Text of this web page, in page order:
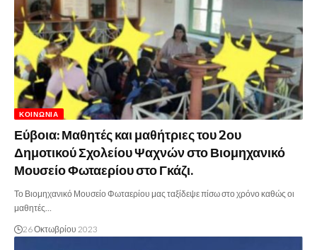
ΚΟΙΝΩΝΊΑ
Εύβοια: Μαθητές και μαθήτριες του 2ου
Δημοτικού Σχολείου Ψαχνών στο Βιομηχανικό
Μουσείο Φωταερίου στο Γκάζι.
Το Βιομηχανικό Μουσείο Φωταερίου μας ταξίδεψε πίσω στο χρόνο καθώς οι
μαθητές…
26 Οκτωβρίου 2023